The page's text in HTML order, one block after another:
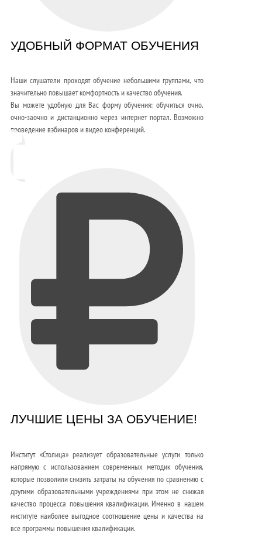
УДОБНЫЙ ФОРМАТ ОБУЧЕНИЯ
Наши слушатели проходят обучение небольшими группами, что
значительно повышает комфортность и качество обучения.
Вы можете удобную для Вас форму обучения: обучиться очно,
очно-заочно и дистанционно через интернет портал. Возможно
проведение вэбинаров и видео конференций.
ЛУЧШИЕ ЦЕНЫ ЗА ОБУЧЕНИЕ!
Институт «Столица» реализует образовательные услуги только
напрямую с использованием современных методик обучения,
которые позволили снизить затраты на обучения по сравнению с
другими образовательными учреждениями при этом не снижая
качество процесса повышения квалификации. Именно в нашем
институте наиболее выгодное соотношение цены и качества на
все программы повышения квалификации.